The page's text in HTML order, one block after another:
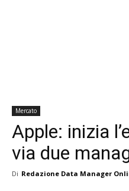
Mercato
Apple: inizia
via due
Di Redazione Data Manager